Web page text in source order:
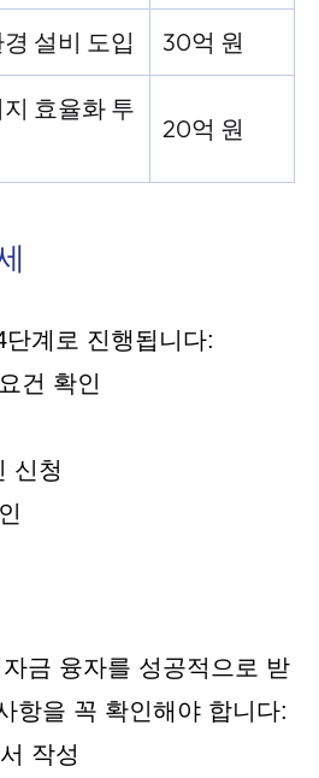
설비 도입 30억 원
효율화 투
20억 원
계로 진행됩니다:
건 확인
신청
금 융자를 성공적으로 받
항을 꼭 확인해야 합니다:
작성